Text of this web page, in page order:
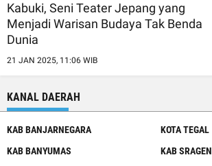
Kabuki, Seni Teater Jepang yang
Menjadi Warisan Budaya Tak Benda
Dunia
21 JAN 2025, 11:06 WIB
KANAL DAERAH
KAB BANJARNEGARA
KAB BANYUMAS
KOTA TEGAL
KAB SRAGEN